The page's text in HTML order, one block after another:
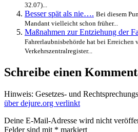
32.07)...
Besser spät als nie…. Bei diesem
Mandant vielleicht schon früher...
Maßnahmen zur Entziehung der
Fahrerlaubnisbehörde hat bei
Verkehrszentralregister...
Schreibe einen
Hinweis: Gesetzes- und
über dejure.org verlinkt
Deine E-Mail-Adresse wird nicht
Felder sind mit * markiert